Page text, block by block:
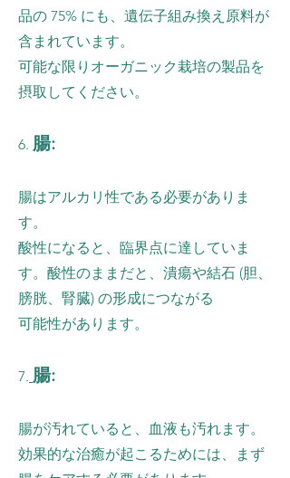
品の 75% にも、遺伝子組み換え原料が
含まれています。
可能な限りオーガニック栽培の製品を
摂取してください。
6. 腸:
腸はアルカリ性である必要がありま
す。
酸性になると、臨界点に達していま
す。酸性のままだと、潰瘍や結石 (胆、
膀胱、腎臓) の形成につながる
可能性があります。
7. 腸:
腸が汚れていると、血液も汚れます。
効果的な治癒が起こるためには、まず